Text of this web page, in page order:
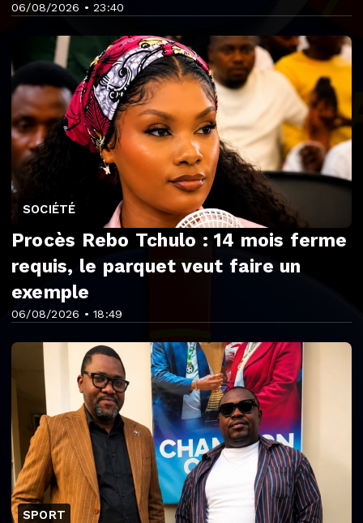
06/08/2026 • 23:40
SOCIÉTÉ
06/08/2026 • 18:49
Procès Rebo Tchulo : 14 mois ferme
requis, le parquet veut faire un
exemple
SPORT